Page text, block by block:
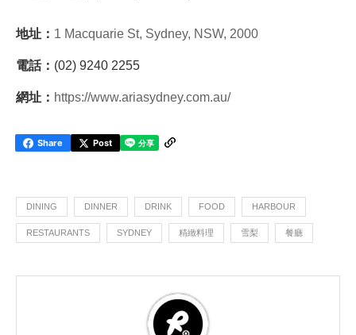
地址： 1 Macquarie St, Sydney, NSW, 2000
電話： (02) 9240 2255
網址： https://www.ariasydney.com.au/
Share Post
DINING DINNER DRINK FOOD HARBOUR
RESTAURANTS SYDNEY 精緻料理 雪梨 餐廳